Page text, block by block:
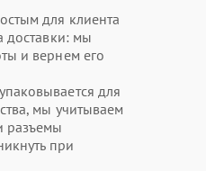
для клиента
доставки: мы
и вернем его
для
мы учитываем
разъемы
при